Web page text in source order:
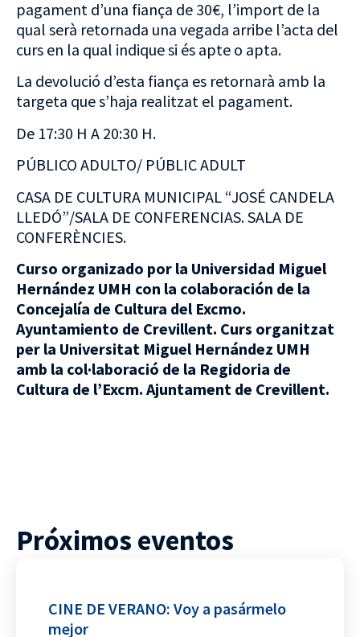
pagament d’una fiança de 30€, l’import de la
qual serà retornada una vegada arribe l’acta del
curs en la qual indique si és apte o apta.
La devolució d’esta fiança es retornarà amb la
targeta que s’haja realitzat el pagament.
De 17:30 H A 20:30 H.
PÚBLICO ADULTO/ PÚBLIC ADULT
CASA DE CULTURA MUNICIPAL “JOSÉ CANDELA
LLEDÓ”/SALA DE CONFERENCIAS. SALA DE
CONFERÈNCIES.
Curso organizado por la Universidad Miguel
Hernández UMH con la colaboración de la
Concejalía de Cultura del Excmo.
Ayuntamiento de Crevillent. Curs organitzat
per la Universitat Miguel Hernández UMH
amb la col·laboració de la Regidoria de
Cultura de l’Excm. Ajuntament de Crevillent.
Próximos eventos
CINE DE VERANO: Voy a pasármelo
mejor